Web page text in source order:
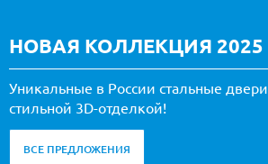
НОВАЯ КОЛЛЕКЦИЯ 2025
Уникальные в России стальные
стильной 3D-отделкой!
ВСЕ ПРЕДЛОЖЕНИЯ